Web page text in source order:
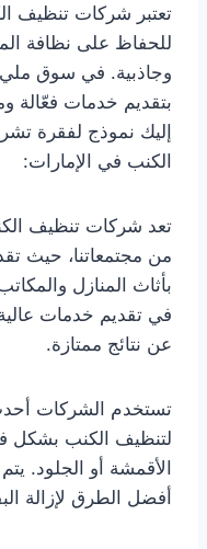
تعتبر شركات تنظيف
للحفاظ على نظافة
وجاذبية. في سوق
بتقديم خدمات فعّالة
إليك نموذج لفقرة
الكنب في الإمارات:
تعد شركات تنظيف
من مجتمعاتنا، حيث
بأثاث المنازل
في تقديم خدمات عالية
عن نتائج ممتازة.
تستخدم الشركات
لتنظيف الكنب بشكل
الأقمشة أو الجلود.
أفضل الطرق لإزالة